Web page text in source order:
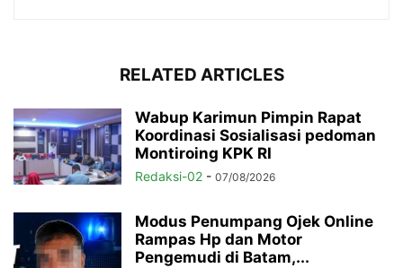
RELATED ARTICLES
Wabup Karimun Pimpin Rapat
Koordinasi Sosialisasi pedoman
Montiroing KPK RI
Redaksi-02 - 07/08/2026
Modus Penumpang Ojek Online
Rampas Hp dan Motor
Pengemudi di Batam,...